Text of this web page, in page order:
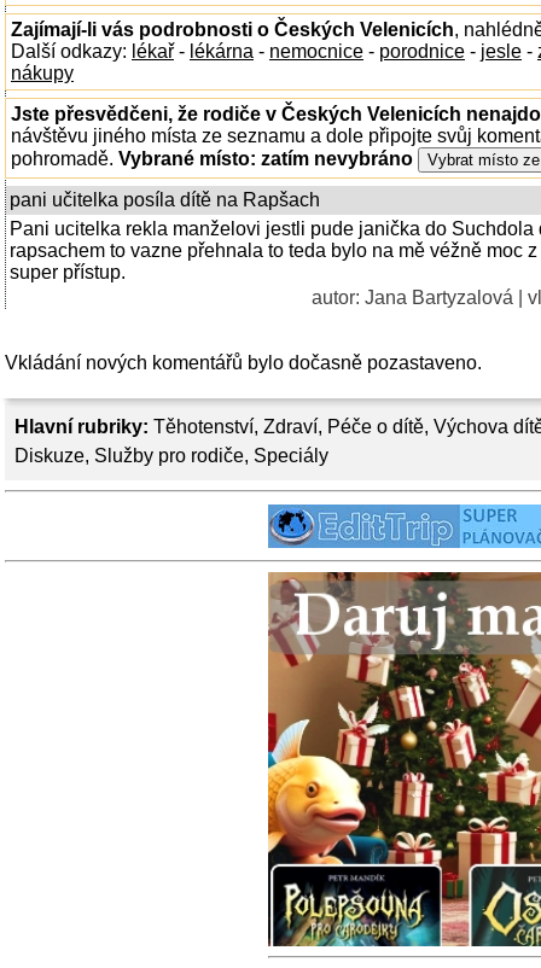
Hlavní rubriky: Těhotenství, Zdraví, Péče o dítě, Výchova
Diskuze, Služby pro rodiče, Speciály
Zajímají-li vás podrobnosti o Českých Velenicích,
Další odkazy: lékař - lékárna - nemocnice - porodnice - jesle -
nákupy
Jste přesvědčeni, že rodiče v Českých Velenicích
návštěvu jiného místa ze seznamu a dole připojte svůj
pohromadě. Vybrané místo: zatím nevybráno
pani učitelka posíla dítě na Rapšach
Pani ucitelka rekla manželovi jestli pude janička do
rapsachem to vazne přehnala to teda bylo na mě véžně moc
super přístup.
autor: Jana Bartyzalová |
Vkládání nových komentářů bylo dočasně pozastaveno.